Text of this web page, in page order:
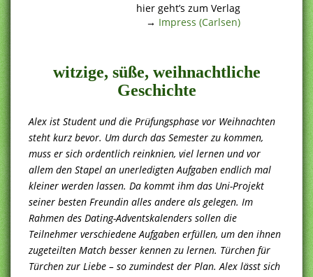
hier geht’s zum Verlag
→ Impress (Carlsen)
witzige, süße, weihnachtliche
Geschichte
Alex ist Student und die Prüfungsphase vor Weihnachten
steht kurz bevor. Um durch das Semester zu kommen,
muss er sich ordentlich reinknien, viel lernen und vor
allem den Stapel an unerledigten Aufgaben endlich mal
kleiner werden lassen. Da kommt ihm das Uni-Projekt
seiner besten Freundin alles andere als gelegen. Im
Rahmen des Dating-Adventskalenders sollen die
Teilnehmer verschiedene Aufgaben erfüllen, um den ihnen
zugeteilten Match besser kennen zu lernen. Türchen für
Türchen zur Liebe – so zumindest der Plan. Alex lässt sich